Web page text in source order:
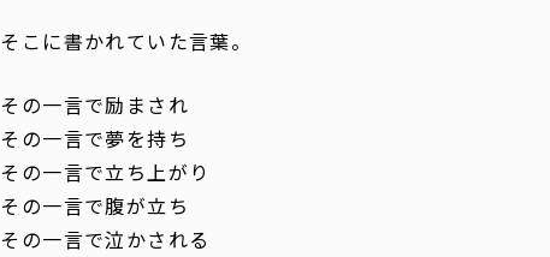
そこに書かれていた言葉。
その一言で励まされ
その一言で夢を持ち
その一言で立ち上がり
その一言で腹が立ち
その一言で泣かされる